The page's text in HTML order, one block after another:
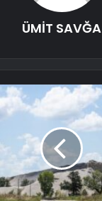
ÜMİT SAVĞA